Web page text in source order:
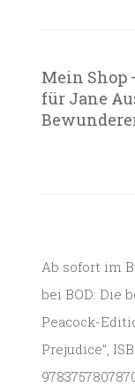
Mein Shop
für Jane
Ab sofort im
bei BOD: Die
Peacock-
Prejudice”,